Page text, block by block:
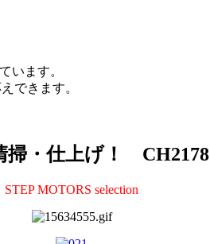
います。
できます。
・仕上げ！ CH2178
STEP MOTORS selection